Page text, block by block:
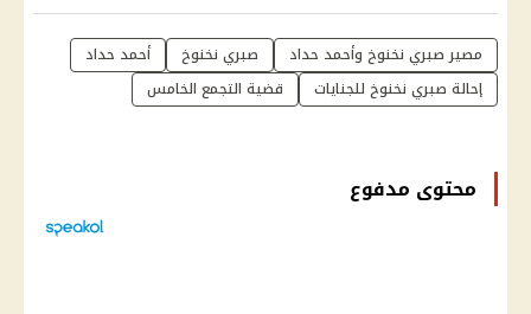
مصير صبري نخنوخ وأحمد حداد صبري نخنوخ
أحمد حداد
إحالة صبري نخنوخ للجنايات
قضية التجمع الخامس
محتوى مدفوع